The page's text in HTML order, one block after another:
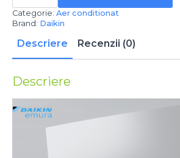
aer
conditionat
Emura
RXJ20A
White,
Categorie: Aer conditionat
Brand: Daikin
Descriere Recenzii (0)
Descriere